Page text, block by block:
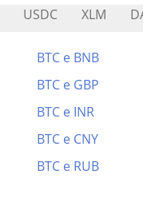
USDC XLM DAI
BTC e BNB
BTC e GBP
BTC e INR
BTC e CNY
BTC e RUB